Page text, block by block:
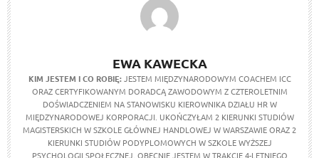
EWA KAWECKA
KIM JESTEM I CO ROBIĘ:JESTEM MIĘDZYNARODOWYM COACHEM ICC
ORAZ CERTYFIKOWANYM DORADCĄ ZAWODOWYM Z CZTEROLETNIM
DOŚWIADCZENIEM NA STANOWISKU KIEROWNIKA DZIAŁU HR W
MIĘDZYNARODOWEJ KORPORACJI. UKOŃCZYŁAM 2 KIERUNKI STUDIÓW
MAGISTERSKICH W SZKOLE GŁÓWNEJ HANDLOWEJ W WARSZAWIE ORAZ 2
KIERUNKI STUDIÓW PODYPLOMOWYCH W SZKOLE WYŻSZEJ
PSYCHOLOGII SPOŁECZNEJ. OBECNIE JESTEM W TRAKCIE 4-LETNIEGO